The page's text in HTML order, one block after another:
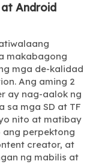
Android
makabagong
mga de-kalidad
Ang aming 2
ay nag-aalok ng
sa mga SD at TF
nito at matibay
perpektong
creator, at
ng mabilis at